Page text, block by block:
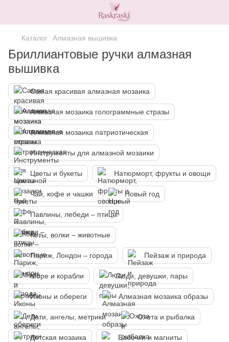
Каталог Алмазная вышивка
Бриллиантовые ручки алмазная
вышивка
Самая красивая алмазная мозаика
Алмазная мозаика голограммные стразы
Алмазная мозаика патриотическая
Инструменты для алмазной мозаики
Цветы и букеты Натюрморт, фрукты и овощи
Чай, кофе и чашки Новый год
Павлины, лебеди – птицы
Коты, волки – животные
Париж, Лондон – города Пейзаж и природа
Море и корабли Люди, девушки, пары
Иконы и обереги Алмазная мозаика образы
Дети, ангелы, метрики Охота и рыбалка
Детская мозаика Бабочки и магниты